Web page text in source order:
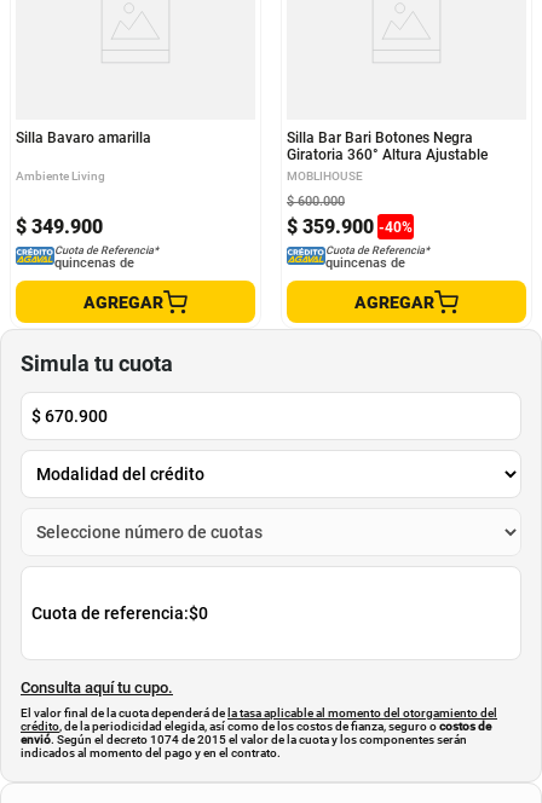
Silla Bavaro amarilla
Ambiente Living
$ 349.900
Cuota de Referencia*
quincenas de
AGREGAR
Silla Bar Bari Botones Negra
Giratoria 360° Altura Ajustable
MOBLIHOUSE
$ 359.900 -40%
$ 600.000
Cuota de Referencia*
quincenas de
AGREGAR
Simula tu cuota
$670.900
Cuota de referencia:$0
Consulta aquí tu cupo.
El valor final de la cuota dependerá de la tasa aplicable al momento del otorgamiento del
crédito , de la periodicidad elegida, así como de los costos de fianza, seguro ocostos de
envió. Según el decreto 1074 de 2015 el valor de la cuota y los componentes serán
indicados al momento del pago y en el contrato.